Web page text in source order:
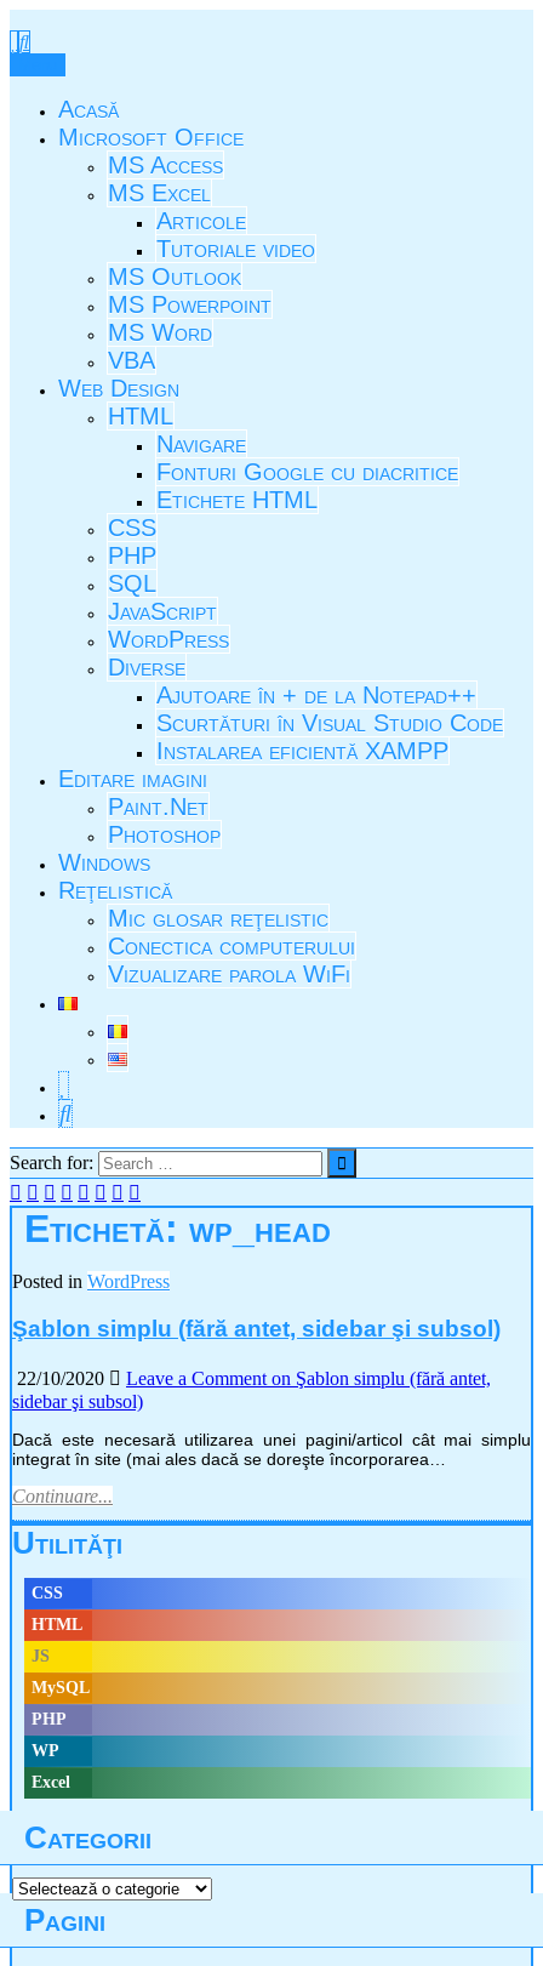
to
TIC.ovio.ro
Un pic de TIC
Acasă
Microsoft Office
MS Access
MS Excel
Articole
Tutoriale video
MS Outlook
MS Powerpoint
MS Word
VBA
Web Design
HTML
Navigare
Fonturi Google cu diacritice
Etichete HTML
CSS
PHP
SQL
JavaScript
WordPress
Diverse
Ajutoare în + de la Notepad++
Scurtături în Visual Studio Code
Instalarea eficientă XAMPP
Editare imagini
Paint.Net
Photoshop
Windows
Reţelistică
Mic glosar reţelistic
Conectica computerului
Vizualizare parola WiFi
Search for:
Etichetă: wp_head
Posted in WordPress
Şablon simplu (fără antet, sidebar şi subsol)
22/10/2020 Leave a Commenton Şablon simplu (fără antet,
sidebar şi subsol)
Dacă este necesară utilizarea unei pagini/articol cât mai simplu
integrat în site (mai ales dacă se doreşte încorporarea…
Continuare...
Utilităţi
CSS
HTML
JS
MySQL
PHP
WP
Excel
Categorii
Categorii
Pagini